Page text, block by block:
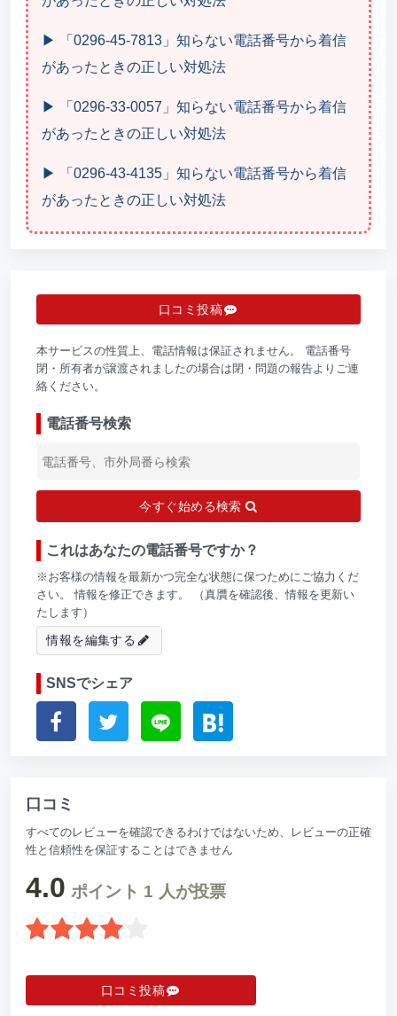
▶ 「0296-45-7813」知らない電話番号から着信
があったときの正しい対処法
▶ 「0296-33-0057」知らない電話番号から着信
があったときの正しい対処法
▶ 「0296-43-4135」知らない電話番号から着信
があったときの正しい対処法
口コミ投稿
本サービスの性質上、電話情報は保証されません。 電話番号
閉・所有者が譲渡されましたの場合は閉・問題の報告よりご連
絡ください。
電話番号検索
今すぐ始める検索
これはあなたの電話番号ですか？
※お客様の情報を最新かつ完全な状態に保つためにご協力くだ
さい。 情報を修正できます。 （真贋を確認後、情報を更新い
たします）
情報を編集する
SNSでシェア
口コミ
すべてのレビューを確認できるわけではないため、レビューの正確
性と信頼性を保証することはできません
4.0 ポイント 1 人が投票
口コミ投稿